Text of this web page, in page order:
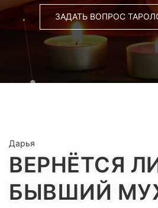
ЗАДАТЬ ВОПРОС
Дарья
ВЕРНЁТСЯ
БЫВШИЙ